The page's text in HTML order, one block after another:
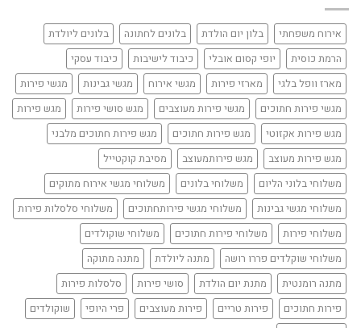
אירוח משפחתי בלון יום הולדת בלונים לחתונה
בלונים ליולדת
הרמת כוסית
יופי קסום אובלי כיבוד לישיבות
כיבוד עסקי
מארז וופל בלגי
מארזי פירות מגשי אירוח מגשי גבינות
מגשי פירות
מגשי פירות חתוכים
מגשי פירות מעוצבים מגש סושי פירות
מגש פירות
מגש פירות אקזוטי
מגש פירות חתוכים
מגש פירות חתוכים מלבני
מגש פירות מעוצב
מגש פירותמעוצב
מסיבת קוקטייל
משלוחי בלוני הליום
משלוחי בלונים
משלוחי מגשי אירוח מתוקים
משלוחי מגשי גבינות
משלוחי מגשי פירותחתוכים
משלוחי סלסלות פירות
משלוחי פירות
משלוחי פירות חתוכים
משלוחי שוקולדים
משלוחי שוקלדים פררו רושה
מתנה ליולדת
מתנה מתוקה
מתנה רומנטית
מתנת יום הולדת סושי פירות
סלסלות פירות
פירות חתוכים
פירות טריים פירות מעוצבים פרי היופי
שוקולדים